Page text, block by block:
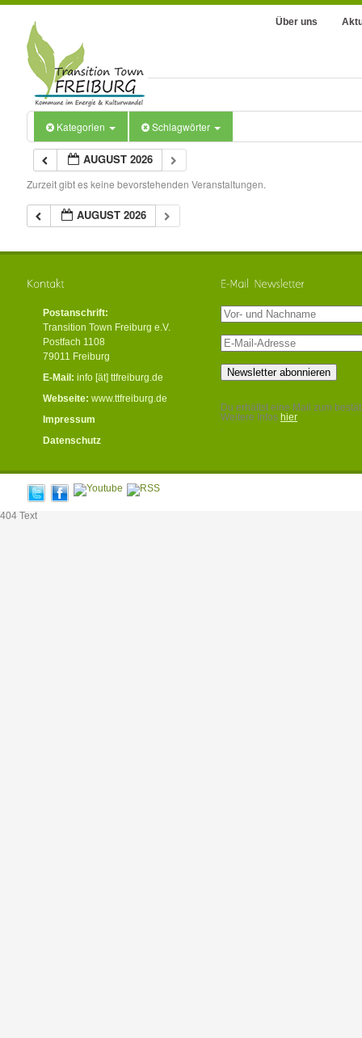
Über uns
Kategorien Schlagwörter
AUGUST 2026
Zurzeit gibt es keine bevorstehenden Veranstaltungen.
AUGUST 2026
Postanschrift:
Transition Town Freiburg e.V.
Postfach 1108
79011 Freiburg
E-Mail: info [ät] ttfreiburg.de
Webseite: www.ttfreiburg.de
Impressum
Datenschutz
Du erhältst eine Mail zum
Weitere Infos hier
.
404 Text